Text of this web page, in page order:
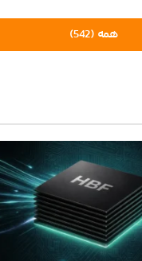
همه (542)